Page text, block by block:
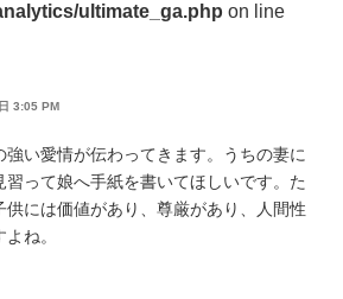
ultimate_ga.php on line
3:05 PM
強い愛情が伝わってきます。うちの妻に
習って娘へ手紙を書いてほしいです。た
供には価値があり、尊厳があり、人間性
ね。